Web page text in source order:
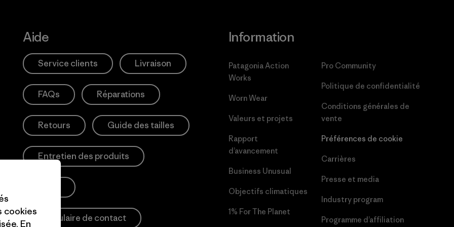
Aide
Service clients Livraison
FAQs Réparations
Retours Guide des tailles
Entretien des produits
Formulaire de contact
Information
Patagonia Action
Works
Worn Wear
Valeurs et projets
Rapport
d’avancement
Business Unusual
Objectifs climatiques
1% For The Planet
Pro Community
Politique de confidentialité
Conditions générales de
vente
Préférences de cookie
Carrières
Presse et media
Industry program
Programme d’affiliation
cookies
En